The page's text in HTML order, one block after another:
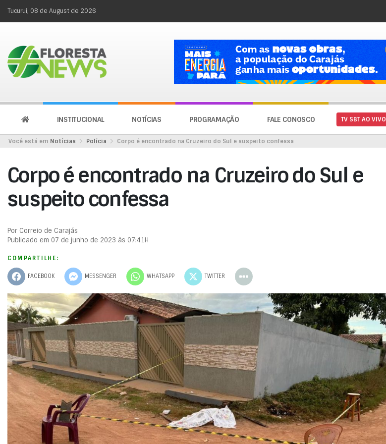
Tucuruí, 08 de August de 2026
INSTITUCIONAL NOTÍCIAS PROGRAMAÇÃO FALE CONOSCO TV SBT AO VIVO
Você está em Notícias Polícia Corpo é encontrado na Cruzeiro do Sul e suspeito confessa
Corpo é encontrado na Cruzeiro do Sul e
suspeito confessa
Por Correio de Carajás
Publicado em 07 de junho de 2023 às 07:41H
COMPARTILHE:
FACEBOOK MESSENGER WHATSAPP TWITTER